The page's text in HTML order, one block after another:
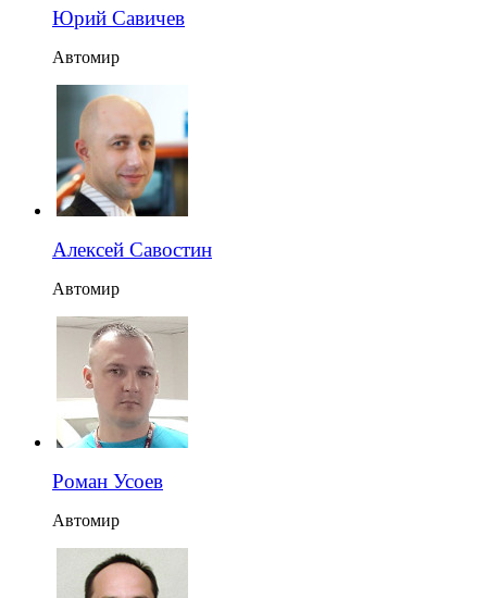
Юрий Савичев
Автомир
Алексей Савостин
Автомир
Роман Усоев
Автомир